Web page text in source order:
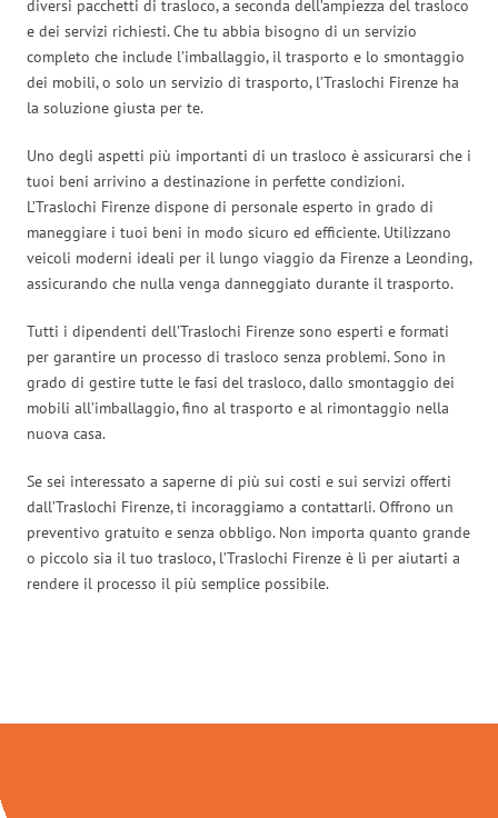
diversi pacchetti di trasloco, a seconda dell’ampiezza del trasloco
e dei servizi richiesti. Che tu abbia bisogno di un servizio
completo che include l’imballaggio, il trasporto e lo smontaggio
dei mobili, o solo un servizio di trasporto, l’Traslochi Firenze ha
la soluzione giusta per te.
Uno degli aspetti più importanti di un trasloco è assicurarsi che i
tuoi beni arrivino a destinazione in perfette condizioni.
L’Traslochi Firenze dispone di personale esperto in grado di
maneggiare i tuoi beni in modo sicuro ed efficiente. Utilizzano
veicoli moderni ideali per il lungo viaggio da Firenze a Leonding,
assicurando che nulla venga danneggiato durante il trasporto.
Tutti i dipendenti dell’Traslochi Firenze sono esperti e formati
per garantire un processo di trasloco senza problemi. Sono in
grado di gestire tutte le fasi del trasloco, dallo smontaggio dei
mobili all’imballaggio, fino al trasporto e al rimontaggio nella
nuova casa.
Se sei interessato a saperne di più sui costi e sui servizi offerti
dall’Traslochi Firenze, ti incoraggiamo a contattarli. Offrono un
preventivo gratuito e senza obbligo. Non importa quanto grande
o piccolo sia il tuo trasloco, l’Traslochi Firenze è lì per aiutarti a
rendere il processo il più semplice possibile.